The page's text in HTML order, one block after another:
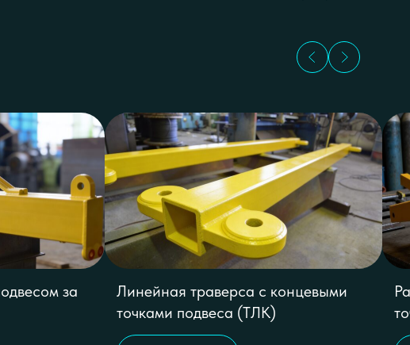
за
Линейная траверса с концевыми
точками подвеса (ТЛК)